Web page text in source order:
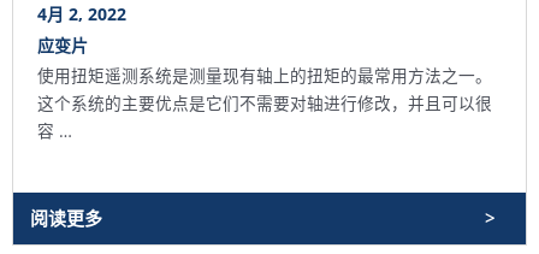
4月 2, 2022
应变片
使用扭矩遥测系统是测量现有轴上的扭矩的最常用方法之一。
这个系统的主要优点是它们不需要对轴进行修改，并且可以很
容 …
阅读更多